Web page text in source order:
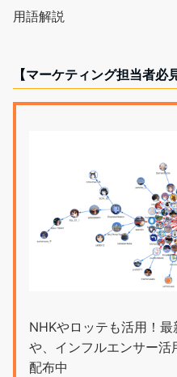
用語解説
【マーケティング担当者必見
NHKやロッテも活用！
や、インフルエンサー
配布中